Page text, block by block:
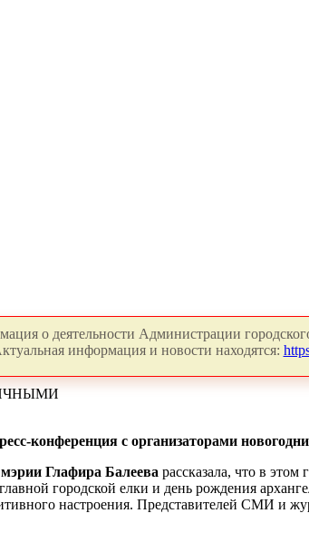
о деятельности Администрации
информация и новости находятся:
конференция с организаторами
Глафира Балеева рассказала, что в
городской елки и день рождения
настроения. Представителей СМИ и